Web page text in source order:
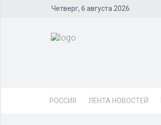
Четверг, 6 августа 2026
РОССИЯ ЛЕНТА НОВОСТЕЙ